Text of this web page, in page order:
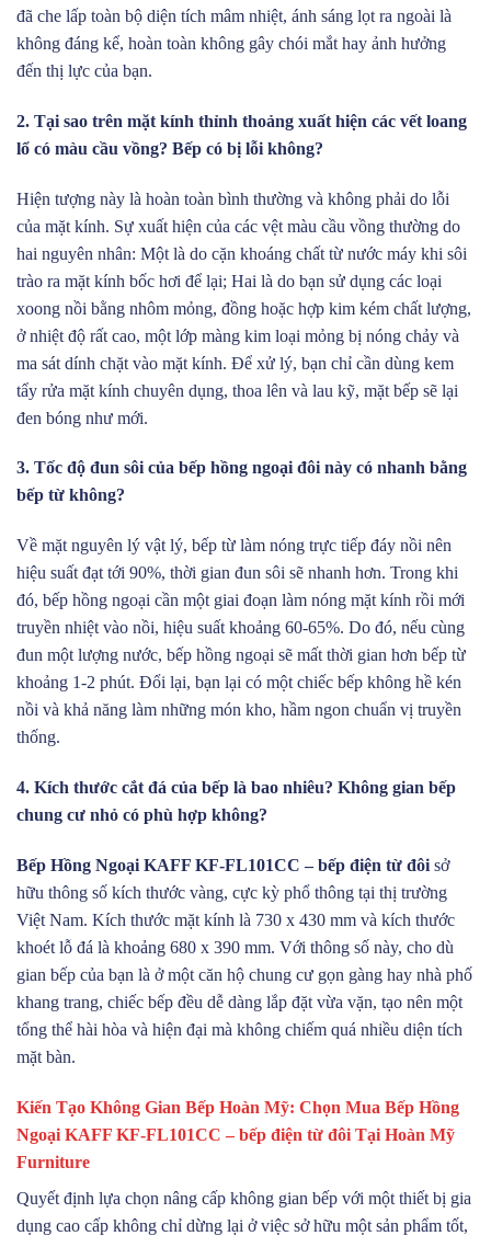
đã che lấp toàn bộ diện tích mâm nhiệt, ánh sáng lọt ra ngoài là
không đáng kể, hoàn toàn không gây chói mắt hay ảnh hưởng
đến thị lực của bạn.
2. Tại sao trên mặt kính thỉnh thoảng xuất hiện các vết loang
lổ có màu cầu vồng? Bếp có bị lỗi không?
Hiện tượng này là hoàn toàn bình thường và không phải do lỗi
của mặt kính. Sự xuất hiện của các vệt màu cầu vồng thường do
hai nguyên nhân: Một là do cặn khoáng chất từ nước máy khi sôi
trào ra mặt kính bốc hơi để lại; Hai là do bạn sử dụng các loại
xoong nồi bằng nhôm mỏng, đồng hoặc hợp kim kém chất lượng,
ở nhiệt độ rất cao, một lớp màng kim loại mỏng bị nóng chảy và
ma sát dính chặt vào mặt kính. Để xử lý, bạn chỉ cần dùng kem
tẩy rửa mặt kính chuyên dụng, thoa lên và lau kỹ, mặt bếp sẽ lại
đen bóng như mới.
3. Tốc độ đun sôi của bếp hồng ngoại đôi này có nhanh bằng
bếp từ không?
Về mặt nguyên lý vật lý, bếp từ làm nóng trực tiếp đáy nồi nên
hiệu suất đạt tới 90%, thời gian đun sôi sẽ nhanh hơn. Trong khi
đó, bếp hồng ngoại cần một giai đoạn làm nóng mặt kính rồi mới
truyền nhiệt vào nồi, hiệu suất khoảng 60-65%. Do đó, nếu cùng
đun một lượng nước, bếp hồng ngoại sẽ mất thời gian hơn bếp từ
khoảng 1-2 phút. Đổi lại, bạn lại có một chiếc bếp không hề kén
nồi và khả năng làm những món kho, hầm ngon chuẩn vị truyền
thống.
4. Kích thước cắt đá của bếp là bao nhiêu? Không gian bếp
chung cư nhỏ có phù hợp không?
Bếp Hồng Ngoại KAFF KF-FL101CC – bếp điện từ đôi sở
hữu thông số kích thước vàng, cực kỳ phổ thông tại thị trường
Việt Nam. Kích thước mặt kính là 730 x 430 mm và kích thước
khoét lỗ đá là khoảng 680 x 390 mm. Với thông số này, cho dù
gian bếp của bạn là ở một căn hộ chung cư gọn gàng hay nhà phố
khang trang, chiếc bếp đều dễ dàng lắp đặt vừa vặn, tạo nên một
tổng thể hài hòa và hiện đại mà không chiếm quá nhiều diện tích
mặt bàn.
Kiến Tạo Không Gian Bếp Hoàn Mỹ: Chọn Mua Bếp Hồng
Ngoại KAFF KF-FL101CC – bếp điện từ đôi Tại Hoàn Mỹ
Furniture
Quyết định lựa chọn nâng cấp không gian bếp với một thiết bị gia
dụng cao cấp không chỉ dừng lại ở việc sở hữu một sản phẩm tốt,